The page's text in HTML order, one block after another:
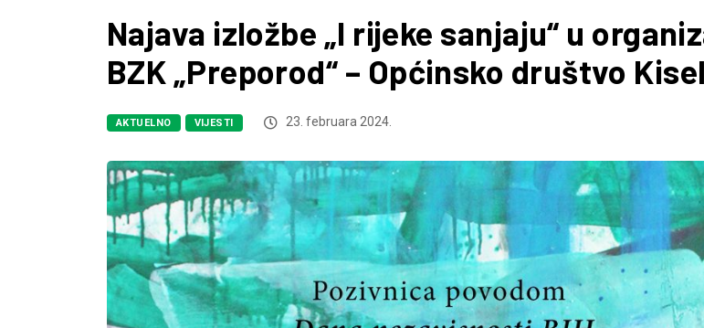
Najava izložbe „I rijeke sanjaju“ u
BZK „Preporod“ – Općinsko društvo
AKTUELNO VIJESTI 23. februara 2024.